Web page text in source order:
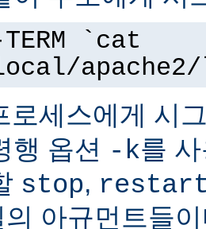
`cat
로세스에게 시
행 옵션 -k를
stop,
아규먼트들